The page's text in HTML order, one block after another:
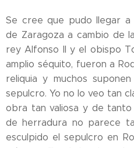
Se cree que pudo llegar a
de Zaragoza a cambio de
rey Alfonso II y el obispo
amplio séquito, fueron a
reliquia y muchos
sepulcro. Yo no lo veo tan
obra tan valiosa y de
de herradura no parece
esculpido el sepulcro en